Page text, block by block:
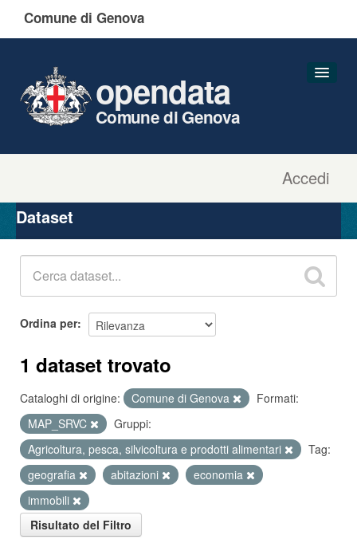
Comune di Genova
Accedi
opendata
Comune di Genova
Organizzazioni
Gruppi
Dataset
Ordina per
1 dataset trovato
Cataloghi di origine: Comune di Genova
Formati:
MAP_SRVC
Gruppi:
Agricoltura, pesca, silvicoltura e prodotti alimentari
Tag:
geografia
abitazioni
economia
immobili
Risultato del Filtro